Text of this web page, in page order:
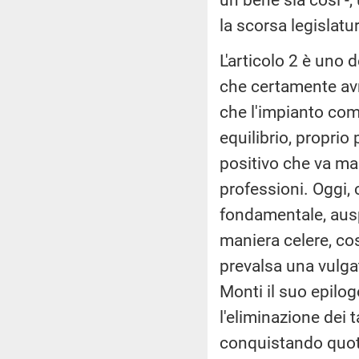
la scorsa
L'articolo 2 è uno
che certamente
che l'impianto
equilibrio, proprio
positivo che va
professioni. Oggi,
fondamentale,
maniera celere,
prevalsa una
Monti il suo
l'eliminazione dei
conquistando